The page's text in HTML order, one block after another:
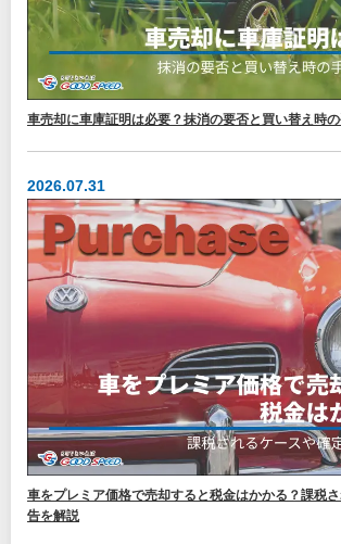
車売却に車庫証明は必要？抹消の要否と買い替え時
2026.07.31
車をプレミア価格で売却すると税金はかかる？課税
告を解説